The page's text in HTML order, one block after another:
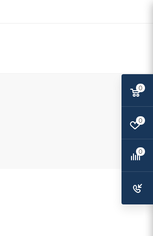
Поделиться:
0
0
0